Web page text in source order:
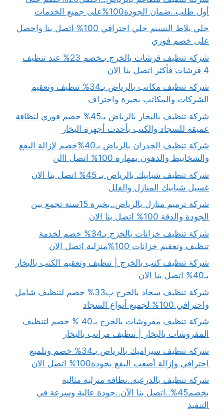
أول طلب..ضمان الجودة100%على جميع الخدمات
جلي بلاط النسيم جلي احترافي 100% اتصل بنا واحصل
على خصم فوري
شركة تنظيف فرشات بالخرج بـخصم 23% عند تنظيف
4 فرشات فأكثر اتصل بنا الان
شركة تنظيف مكاتب بالرياض بـ34% تنظيف وتعقيم
الشركات والمكاتب بخبرة واحتراف
شركة تنظيف بالبخار بالرياض بـ45% خصم فوري لنظافة
عميقة للسجاد والكنب بأحدث أجهزة البخار
شركة تنظيف الجدران بالرياض بـ40%خصم لإزالة البقع
والشخابيط والدهون بمهارة 100% اتصل االن
شركة تنظيف شبابيك بالرياض بـ 45% اتصل بنا الان
غسيل شبابيك المنازل والفلل
شركة ترميم منازل بالرياض..بخبرة 15سنة تجمع بين
الجودة والدقة 100% اتصل بنا الان
شركة تنظيف خزانات بالخرج بـ34% خصم لخدمة
تنظيف وتعقيم خزانات 100%منزلية اتصل الان
شركة تنظيف كنب بالخرج | تنظيف وتعقيم الكنب بالبخار
بـ40% اتصل بنا الان
شركة تنظيف سجاد بالخرج ب33% خصم لتنظيف شامل
واحترافي 100% لجميع أنواع السجاد
شركة تنظيف مفروشات بالخرج بـ40 % خصم لتنظيف
المفروشات بالبخار | تنظيف مراتب بالبخار
شركة تنظيف سيراميك بالرياض بـ34% خصم وتلميع
احترافي وإزالة أصعب البقع بجوده100% اتصل الان
شركة تنظيف بالدرعية..نظافة منزلية مثالية
بخصم45%..اتصل بنا الآن..جودة عالية وسرعة في
التنفيذ